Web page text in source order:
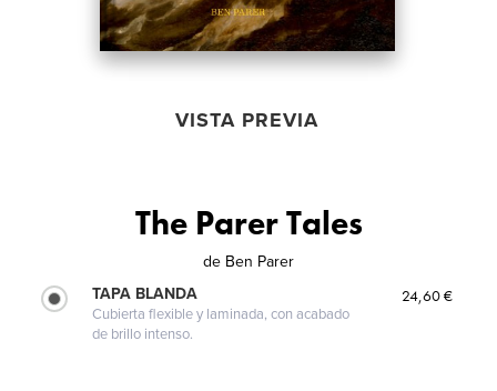
VISTA PREVIA
The Parer Tales
de Ben Parer
TAPA BLANDA
Cubierta flexible y laminada, con acabado
de brillo intenso.
24,60 €